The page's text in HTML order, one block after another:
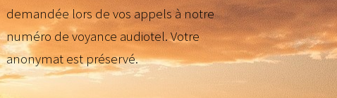
demandée lors de vos appels à notre
numéro de voyance audiotel. Votre
anonymat est préservé.